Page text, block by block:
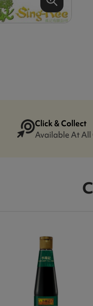
Click & Collect
Available At All